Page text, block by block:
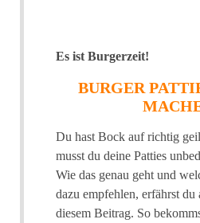
Es ist Burgerzeit!
BURGER
Du hast Bock auf richtig
musst du deine Patties
Wie das genau geht und
dazu empfehlen, erfährst
diesem Beitrag. So